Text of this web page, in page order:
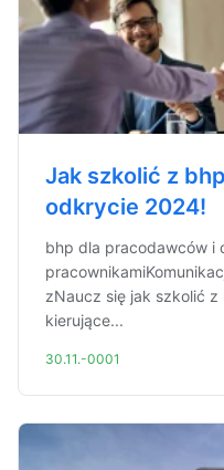
Jak szkolić z
odkrycie 2024!
bhp dla pracodawców i
zNaucz się jak szkolić
kierujące...
30.11.-0001